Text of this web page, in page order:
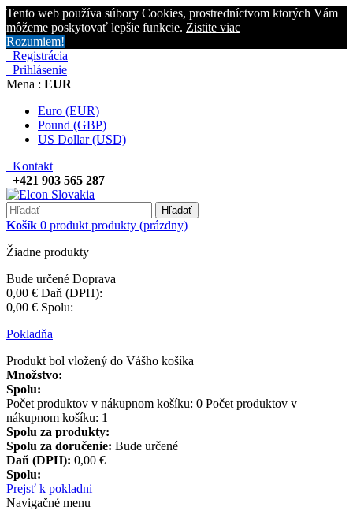
Tento web používa súbory Cookies, prostredníctvom ktorých Vám
môžeme poskytovať lepšie funkcie. Zistite viac
Rozumiem!
Registrácia
Prihlásenie
Mena : EUR
Euro (EUR)
Pound (GBP)
US Dollar (USD)
Kontakt
+421 903 565 287
Hľadať
Košík 0 produkt produkty (prázdny)
Žiadne produkty
Bude určené Doprava
0,00 € Daň (DPH):
0,00 € Spolu:
Pokladňa
Produkt bol vložený do Vášho košíka
Množstvo:
Spolu:
Počet produktov v nákupnom košíku: 0 Počet produktov v
nákupnom košíku: 1
Spolu za produkty:
Spolu za doručenie: Bude určené
Daň (DPH): 0,00 €
Spolu:
Prejsť k pokladni
Navigačné menu